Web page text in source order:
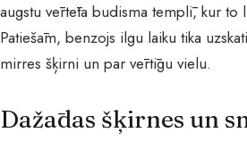
augstu vērtēta budisma templī, kur to
Patiešām, benzojs ilgu laiku tika
mirres šķirni un par vērtīgu vielu.
Dažādas šķirnes un